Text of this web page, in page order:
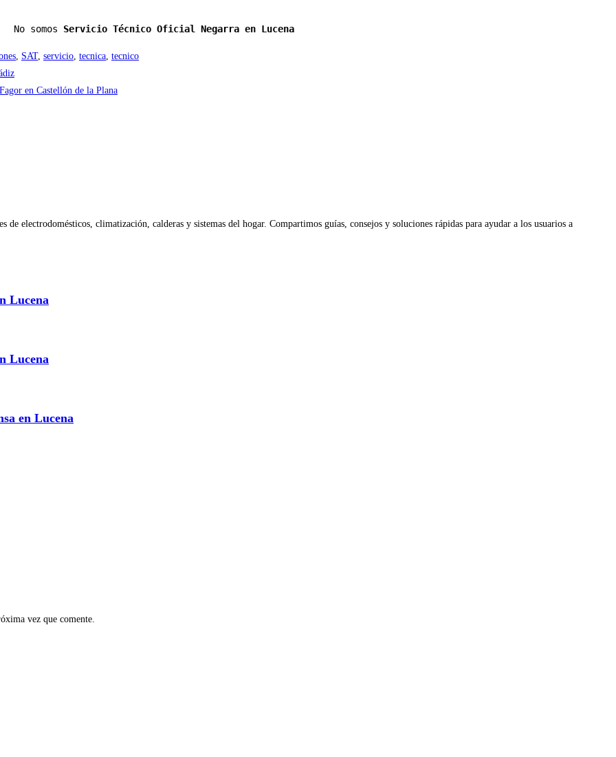
No somos Servicio Técnico Oficial Negarra en Lucena
, SAT, servicio, tecnica, tecnico
en Castellón de la Plana
de electrodomésticos, climatización, calderas y sistemas del hogar. Compartimos guías, consejos y soluciones rápidas para ayudar a los usuarios a
Lucena
Lucena
en Lucena
vez que comente.